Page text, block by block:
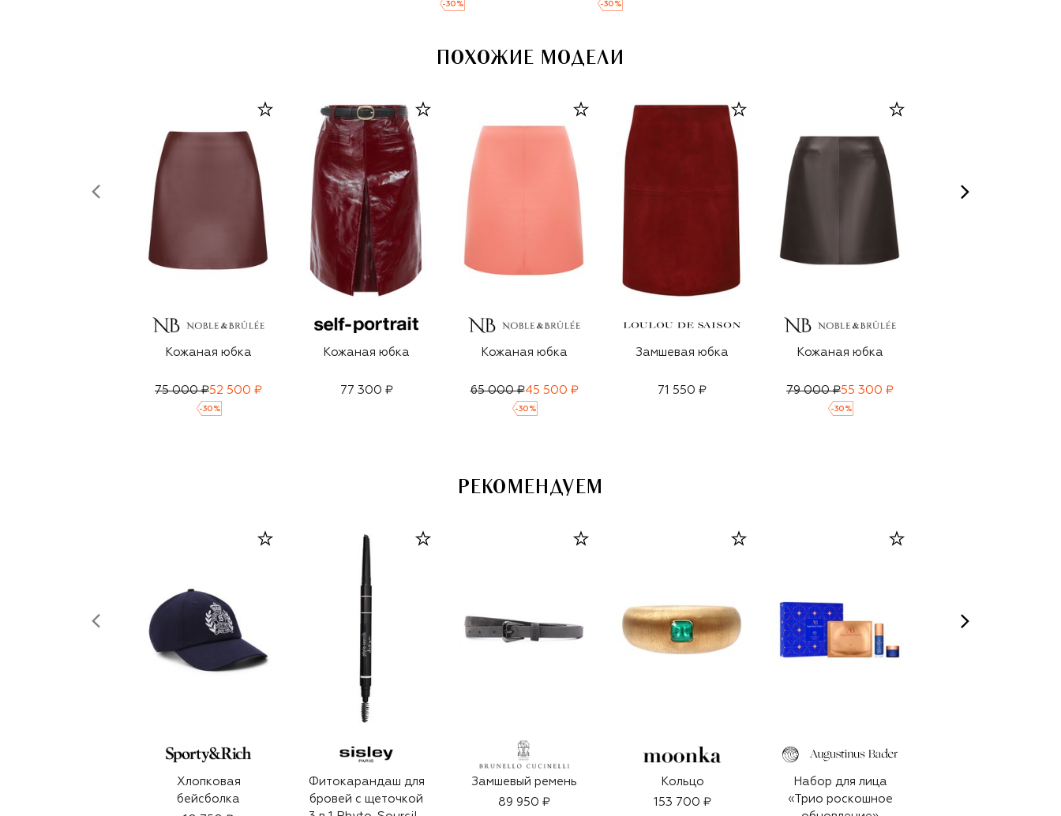
-30 % -30 %
ПОХОЖИЕ МОДЕЛИ
Кожаная юбка
75 000 ₽52 500 ₽
-30 %
Кожаная юбка
77 300 ₽
Кожаная юбка
65 000 ₽45 500 ₽
-30 %
Замшевая юбка
71 550 ₽
Кожаная юбка
79 000 ₽55 300 ₽
-30 %
РЕКОМЕНДУЕМ
Хлопковая
бейсболка
Фитокарандаш для
бровей с щеточкой
Замшевый ремень
89 950 ₽
Кольцо
153 700 ₽
Набор для лица
«Трио роскошное